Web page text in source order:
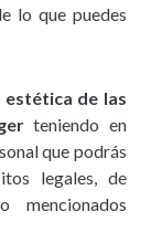
lo que puedes
de las
teniendo en
que podrás
legales, de
mencionados